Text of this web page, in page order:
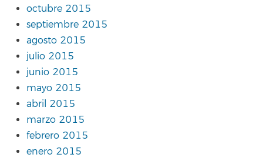
octubre 2015
septiembre 2015
agosto 2015
julio 2015
junio 2015
mayo 2015
abril 2015
marzo 2015
febrero 2015
enero 2015